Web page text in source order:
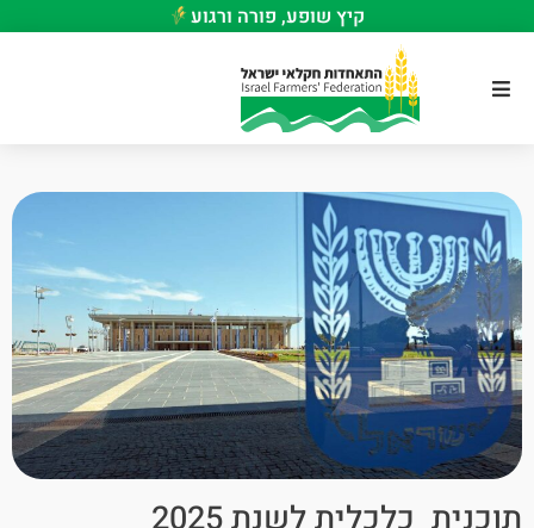
קיץ שופע, פורה ורגוע
תוכנית כלכלית לשנת 2025